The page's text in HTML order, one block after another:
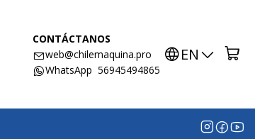
CONTÁCTANOS
web@chilemaquina.pro
WhatsApp 56945494865
EN